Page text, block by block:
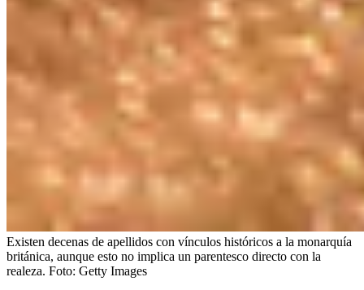
Existen decenas de apellidos con vínculos históricos a la monarquía
británica, aunque esto no implica un parentesco directo con la
realeza. Foto: Getty Images